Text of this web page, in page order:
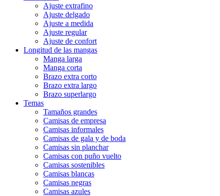
Ajuste extrafino
Ajuste delgado
Ajuste a medida
Ajuste regular
Ajuste de confort
Longitud de las mangas
Manga larga
Manga corta
Brazo extra corto
Brazo extra largo
Brazo superlargo
Temas
Tamaños grandes
Camisas de empresa
Camisas informales
Camisas de gala y de boda
Camisas sin planchar
Camisas con puño vuelto
Camisas sostenibles
Camisas blancas
Camisas negras
Camisas azules